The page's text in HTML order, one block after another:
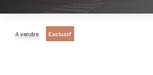
A vendre Exclusif